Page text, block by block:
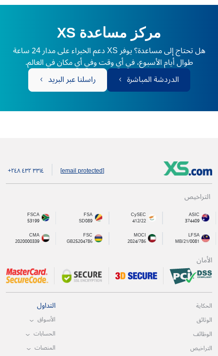
مركز مساعدة XS
هل تحتاج إلى مساعدة؟ يوفر XS دعم الخبراء على مدار 24 ساعة
طوال أيام الأسبوع، في أي وقت وفي أي مكان في العالم.
الدردشة المباشرة
راسلنا عبر البريد
[email protected] +۲٤۸ ٤۳۲ ۳۳۱٤
التراخيص
ASIC
374409
CySEC
412/22
FSA
SD089
FSCA
53199
LFSA
MB/21/0081
MOCI
2024/786
FSC
GB25204786
CMA
2020000339
الأمان
الحكاية
الوثائق
الوظائف
التراخيص
التداول
الأسواق
الحسابات
المنصات